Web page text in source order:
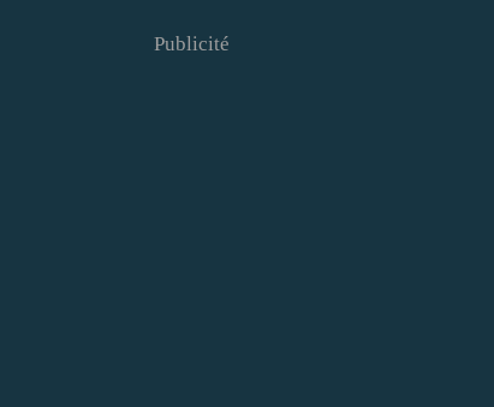
Publicité